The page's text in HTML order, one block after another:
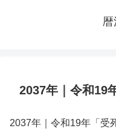
2037年｜令和19
2037年｜令和19年「受